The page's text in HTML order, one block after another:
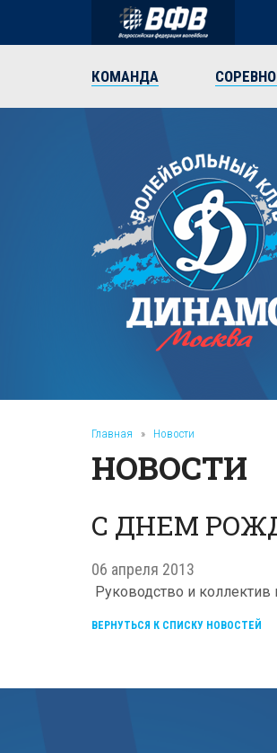
КОМАНДА
Главная » Новости
НОВОСТИ
С ДНЕМ
06 апреля 2013
Руководство и
ВЕРНУТЬСЯ К СПИСКУ НОВОСТЕЙ